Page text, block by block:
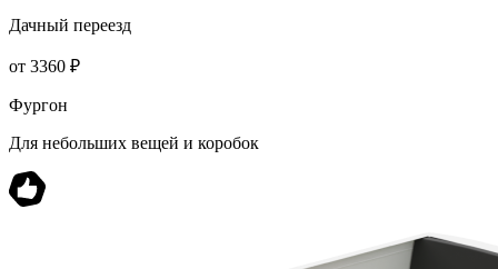
Дачный переезд
от 3360 ₽
Фургон
Для небольших вещей и коробок